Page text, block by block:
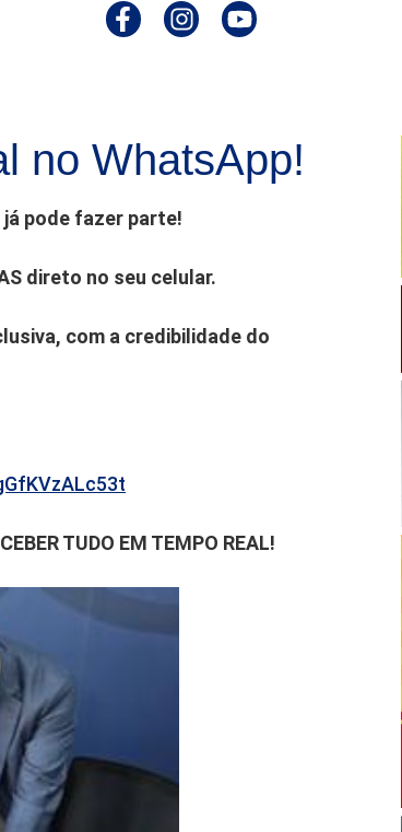
no WhatsApp!
pode fazer parte!
direto no seu celular.
com a credibilidade do
TUDO EM TEMPO REAL!